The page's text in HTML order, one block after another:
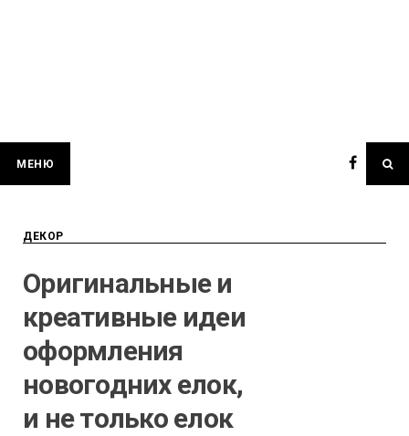
МЕНЮ
ДЕКОР
Оригинальные и
креативные идеи
оформления
новогодних елок,
и не только елок